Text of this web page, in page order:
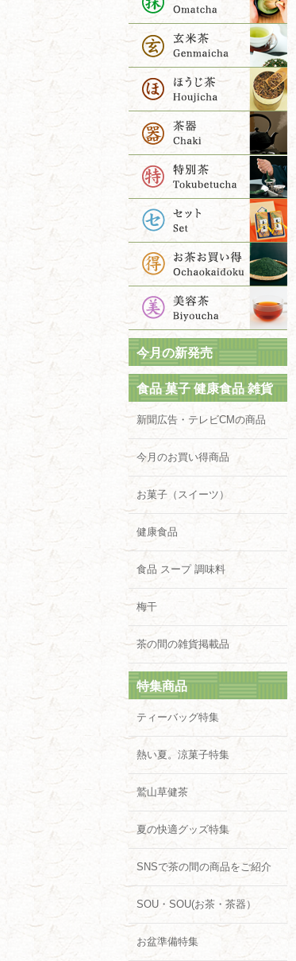
今月の新発売
食品 菓子 健康食品 雑貨
新聞広告・テレビCMの商品
今月のお買い得商品
お菓子（スイーツ）
健康食品
食品 スープ 調味料
梅干
茶の間の雑貨掲載品
特集商品
ティーバッグ特集
熱い夏。涼菓子特集
鷲山草健茶
夏の快適グッズ特集
SNSで茶の間の商品をご紹介
SOU・SOU(お茶・茶器）
お盆準備特集